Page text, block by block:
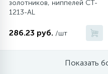
золотников, ниппелей CT-
1213-AL
286.23 руб. /шт
Показать